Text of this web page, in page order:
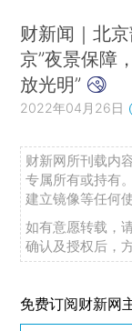
财新闻｜北
京”夜景保障
放光明”
2022年04月26日
财新网所刊载内
专属所有或持有
建立镜像等任何使
如有意愿转载，
确认及授权后，
免费订阅财新网